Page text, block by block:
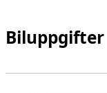
Biluppgifter